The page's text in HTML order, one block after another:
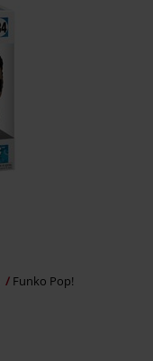
Funko Pop!